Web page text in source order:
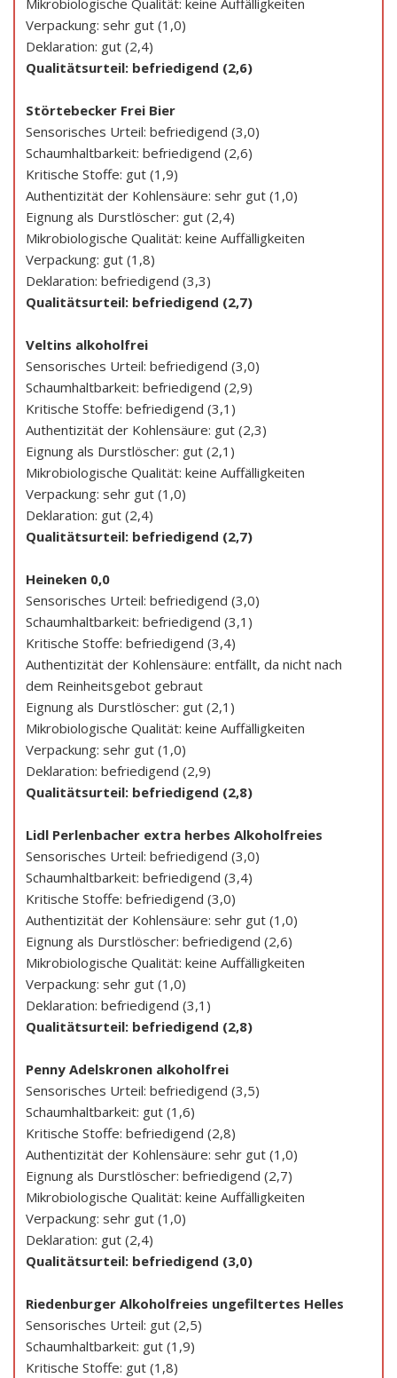
Mikrobiologische Qualität: keine Auffälligkeiten
Verpackung: sehr gut (1,0)
Deklaration: gut (2,4)
Qualitätsurteil: befriedigend (2,6)
Störtebecker Frei Bier
Sensorisches Urteil: befriedigend (3,0)
Schaumhaltbarkeit: befriedigend (2,6)
Kritische Stoffe: gut (1,9)
Authentizität der Kohlensäure: sehr gut (1,0)
Eignung als Durstlöscher: gut (2,4)
Mikrobiologische Qualität: keine Auffälligkeiten
Verpackung: gut (1,8)
Deklaration: befriedigend (3,3)
Qualitätsurteil: befriedigend (2,7)
Veltins alkoholfrei
Sensorisches Urteil: befriedigend (3,0)
Schaumhaltbarkeit: befriedigend (2,9)
Kritische Stoffe: befriedigend (3,1)
Authentizität der Kohlensäure: gut (2,3)
Eignung als Durstlöscher: gut (2,1)
Mikrobiologische Qualität: keine Auffälligkeiten
Verpackung: sehr gut (1,0)
Deklaration: gut (2,4)
Qualitätsurteil: befriedigend (2,7)
Heineken 0,0
Sensorisches Urteil: befriedigend (3,0)
Schaumhaltbarkeit: befriedigend (3,1)
Kritische Stoffe: befriedigend (3,4)
Authentizität der Kohlensäure: entfällt, da nicht nach
dem Reinheitsgebot gebraut
Eignung als Durstlöscher: gut (2,1)
Mikrobiologische Qualität: keine Auffälligkeiten
Verpackung: sehr gut (1,0)
Deklaration: befriedigend (2,9)
Qualitätsurteil: befriedigend (2,8)
Lidl Perlenbacher extra herbes Alkoholfreies
Sensorisches Urteil: befriedigend (3,0)
Schaumhaltbarkeit: befriedigend (3,4)
Kritische Stoffe: befriedigend (3,0)
Authentizität der Kohlensäure: sehr gut (1,0)
Eignung als Durstlöscher: befriedigend (2,6)
Mikrobiologische Qualität: keine Auffälligkeiten
Verpackung: sehr gut (1,0)
Deklaration: befriedigend (3,1)
Qualitätsurteil: befriedigend (2,8)
Penny Adelskronen alkoholfrei
Sensorisches Urteil: befriedigend (3,5)
Schaumhaltbarkeit: gut (1,6)
Kritische Stoffe: befriedigend (2,8)
Authentizität der Kohlensäure: sehr gut (1,0)
Eignung als Durstlöscher: befriedigend (2,7)
Mikrobiologische Qualität: keine Auffälligkeiten
Verpackung: sehr gut (1,0)
Deklaration: gut (2,4)
Qualitätsurteil: befriedigend (3,0)
Riedenburger Alkoholfreies ungefiltertes Helles
Sensorisches Urteil: gut (2,5)
Schaumhaltbarkeit: gut (1,9)
Kritische Stoffe: gut (1,8)